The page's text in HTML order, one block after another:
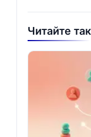
Читайте